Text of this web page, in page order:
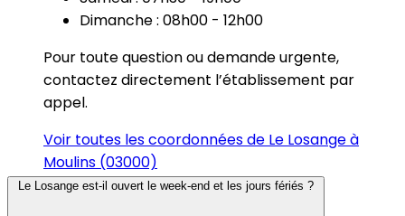
Dimanche : 08h00 - 12h00
Pour toute question ou demande urgente,
contactez directement l’établissement par
appel.
Voir toutes les coordonnées de Le Losange à
Moulins (03000)
Le Losange est-il ouvert le week-end et les jours fériés ?